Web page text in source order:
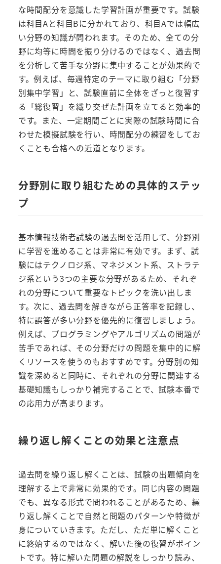
な時間配分を意識した学習計画が重要です。試験
は科目Aと科目Bに分かれており、科目Aでは幅広
い分野の知識が問われます。そのため、全ての分
野に均等に時間を振り分けるのではなく、過去問
を分析して苦手な分野に集中することが効果的で
す。例えば、毎週特定のテーマに取り組む「分野
別集中学習」と、試験直前に全体をざっと復習す
る「総復習」を織り交ぜた計画を立てると効率的
です。また、一定期間ごとに実際の試験時間に合
わせた模擬試験を行い、時間配分の練習をしてお
くことも合格への近道となります。
分野別に取り組むための具体的ステッ
プ
基本情報技術者試験の過去問を活用して、分野別
に学習を進めることは非常に有効です。まず、試
験にはテクノロジ系、マネジメント系、ストラテ
ジ系という3つの主要な分野があるため、それぞ
れの分野について重要なトピックを洗い出しま
す。次に、過去問を解きながら正答率を記録し、
特に誤答が多い分野を優先的に復習しましょう。
例えば、プログラミングやアルゴリズムの問題が
苦手であれば、その分野だけの問題を集中的に解
くリソースを使うのもおすすめです。分野別の知
識を深めると同時に、それぞれの分野に関連する
基礎知識もしっかり補完することで、試験本番で
の応用力が高まります。
繰り返し解くことの効果と注意点
過去問を繰り返し解くことは、試験の出題傾向を
理解する上で非常に効果的です。同じ内容の問題
でも、異なる形式で問われることがあるため、繰
り返し解くことで自然と問題のパターンや特徴が
身についていきます。ただし、ただ単に解くこと
に終始するのではなく、解いた後の復習がポイン
トです。特に解いた問題の解説をしっかり読み、